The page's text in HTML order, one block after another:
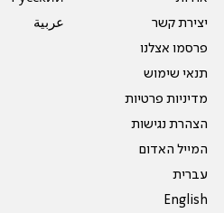
יצירת קשר
פרסמו אצלנו
תנאי שימוש
מדיניות פרטיות
הצהרת נגישות
המייל האדום
עברית
English
عربية